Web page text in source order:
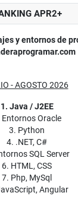
APR2+
y entornos de
- AGOSTO 2026
1. Java / J2EE
Entornos Oracle
3. Python
4. .NET, C#
SQL Server
6. HTML, CSS
7. Php, MySql
Angular